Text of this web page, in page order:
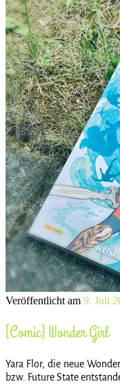
Veröffentlicht am 9. Juli
[Comic] Wonder Girl
Yara Flor, die neue
bzw. Future State